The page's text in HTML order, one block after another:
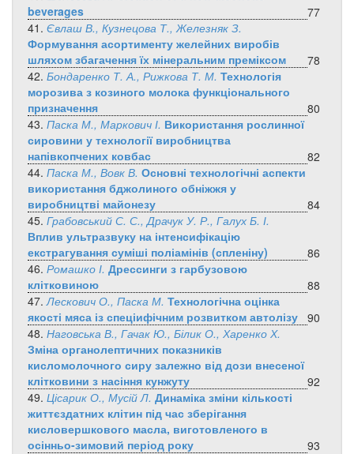
beverages
77
41. Євлаш В., Кузнецова Т., Железняк З.
Формування асортименту желейних виробів
шляхом збагачення їх мінеральним преміксом
78
42. Бондаренко Т. А., Рижкова Т. М. Технологія
морозива з козиного молока функціонального
призначення
80
43. Паска М., Маркович І. Використання рослинної
сировини у технології виробництва
напівкопчених ковбас
82
44. Паска М., Вовк В. Основні технологічні аспекти
використання бджолиного обніжжя у
виробництві майонезу
84
45. Грабовський С. С., Драчук У. Р., Галух Б. І.
Вплив ультразвуку на інтенсифікацію
екстрагування суміші поліамінів (спленіну)
86
46. Ромашко І. Дрессинги з гарбузовою
клітковиною
88
47. Лескович О., Паска М. Технологічна оцінка
якості мяса із спеціифічним розвитком автолізу 90
48. Наговська В., Гачак Ю., Білик О., Харенко Х.
Зміна органолептичних показників
кисломолочного сиру залежно від дози внесеної
клітковини з насіння кунжуту
92
49. Цісарик О., Мусій Л. Динаміка зміни кількості
життєздатних клітин під час зберігання
кисловершкового масла, виготовленого в
осінньо-зимовий період року
93